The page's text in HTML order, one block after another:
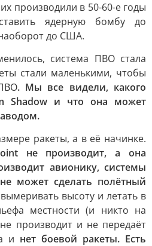
производили в 50-60-е годы
ядерную бомбу до
до США.
система ПВО стала
стали маленькими, чтобы
. Мы все видели, какого
Shadow и что она может
ракеты, а в её начинке.
не производит, а она
авионику, системы
может сделать полётный
высоту и летать в
местности (и никто на
производит и не передаёт
и нет боевой ракеты. Есть